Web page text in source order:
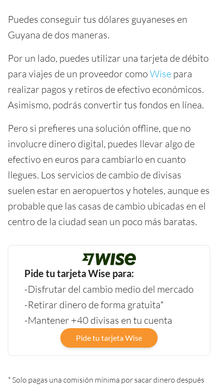
Puedes conseguir tus dólares guyaneses en
Guyana de dos maneras.
Por un lado, puedes utilizar una tarjeta de débito
para viajes de un proveedor como Wise para
realizar pagos y retiros de efectivo económicos.
Asimismo, podrás convertir tus fondos en línea.
Pero si prefieres una solución offline, que no
involucre dinero digital, puedes llevar algo de
efectivo en euros para cambiarlo en cuanto
llegues. Los servicios de cambio de divisas
suelen estar en aeropuertos y hoteles, aunque es
probable que las casas de cambio ubicadas en el
centro de la ciudad sean un poco más baratas.
Pide tu tarjeta Wise para:
-Disfrutar del cambio medio del mercado
-Retirar dinero de forma gratuita*
-Mantener +40 divisas en tu cuenta
Pide tu tarjeta Wise
* Solo pagas una comisión mínima por sacar dinero después